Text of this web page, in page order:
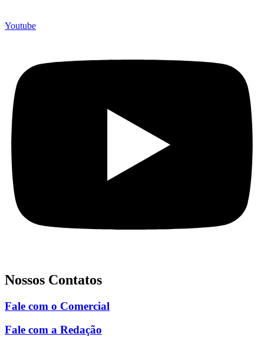
Youtube
Nossos Contatos
Fale com o Comercial
Fale com a Redação